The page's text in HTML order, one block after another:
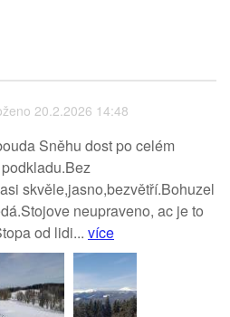
20.2.2026 14:48
Sněhu dost po celém
skvěle,jasno,bezvětří.Bohuzel
neupraveno, ac je to
od lidi... více